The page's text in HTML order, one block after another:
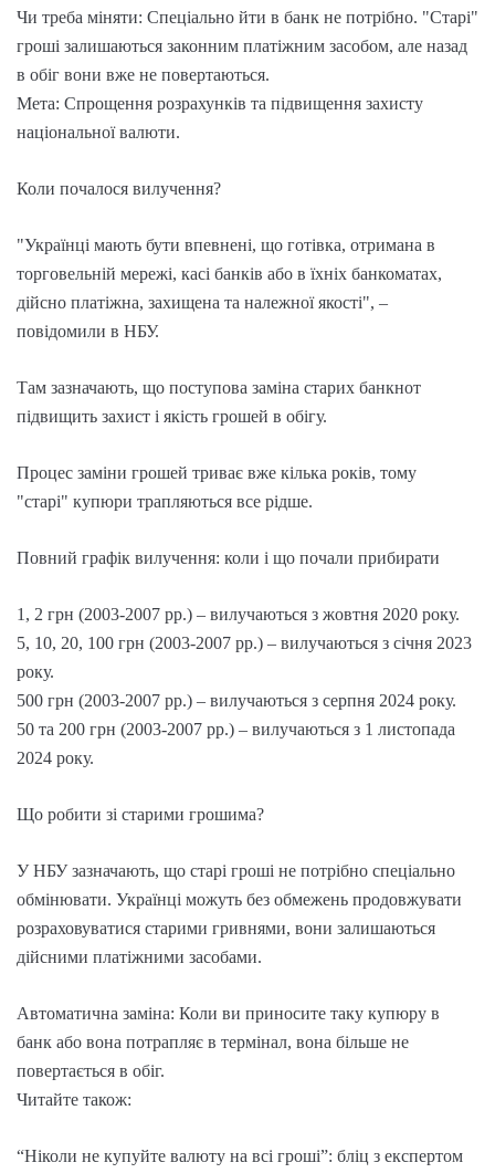
Чи треба міняти: Спеціально йти в банк не потрібно. "Старі"
гроші залишаються законним платіжним засобом, але назад
в обіг вони вже не повертаються.
Мета: Спрощення розрахунків та підвищення захисту
національної валюти.
Коли почалося вилучення?
"Українці мають бути впевнені, що готівка, отримана в
торговельній мережі, касі банків або в їхніх банкоматах,
дійсно платіжна, захищена та належної якості", –
повідомили в НБУ.
Там зазначають, що поступова заміна старих банкнот
підвищить захист і якість грошей в обігу.
Процес заміни грошей триває вже кілька років, тому
"старі" купюри трапляються все рідше.
Повний графік вилучення: коли і що почали прибирати
1, 2 грн (2003-2007 рр.) – вилучаються з жовтня 2020 року.
5, 10, 20, 100 грн (2003-2007 рр.) – вилучаються з січня 2023
року.
500 грн (2003-2007 рр.) – вилучаються з серпня 2024 року.
50 та 200 грн (2003-2007 рр.) – вилучаються з 1 листопада
2024 року.
Що робити зі старими грошима?
У НБУ зазначають, що старі гроші не потрібно спеціально
обмінювати. Українці можуть без обмежень продовжувати
розраховуватися старими гривнями, вони залишаються
дійсними платіжними засобами.
Автоматична заміна: Коли ви приносите таку купюру в
банк або вона потрапляє в термінал, вона більше не
повертається в обіг.
Читайте також:
“Ніколи не купуйте валюту на всі гроші”: бліц з експертом